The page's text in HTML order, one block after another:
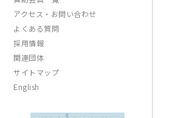
アクセス・お問い合わせ
よくある質問
採用情報
関連団体
サイトマップ
English